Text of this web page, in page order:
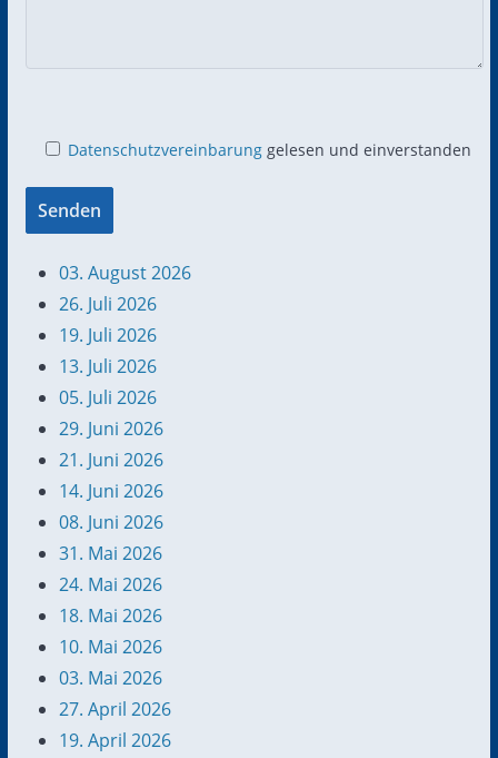
Datenschutzvereinbarunggelesen und einverstanden
03. August 2026
26. Juli 2026
19. Juli 2026
13. Juli 2026
05. Juli 2026
29. Juni 2026
21. Juni 2026
14. Juni 2026
08. Juni 2026
31. Mai 2026
24. Mai 2026
18. Mai 2026
10. Mai 2026
03. Mai 2026
27. April 2026
19. April 2026